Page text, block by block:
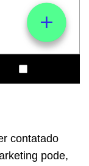
contatado
pode,